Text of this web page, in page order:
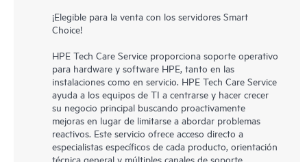
¡Elegible para la venta con los servidores Smart
Choice!
HPE Tech Care Service proporciona soporte operativo
para hardware y software HPE, tanto en las
instalaciones como en servicio. HPE Tech Care Service
ayuda a los equipos de TI a centrarse y hacer crecer
su negocio principal buscando proactivamente
mejoras en lugar de limitarse a abordar problemas
reactivos. Este servicio ofrece acceso directo a
especialistas específicos de cada producto, orientación
técnica general y múltiples canales de soporte,